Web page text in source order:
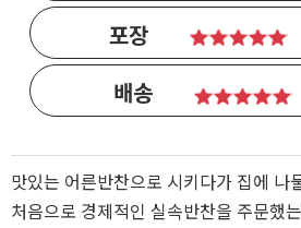
포장
배송
맛있는 어른반찬으로 시키다가 집에 나
처음으로 경제적인 실속반찬을 주문했